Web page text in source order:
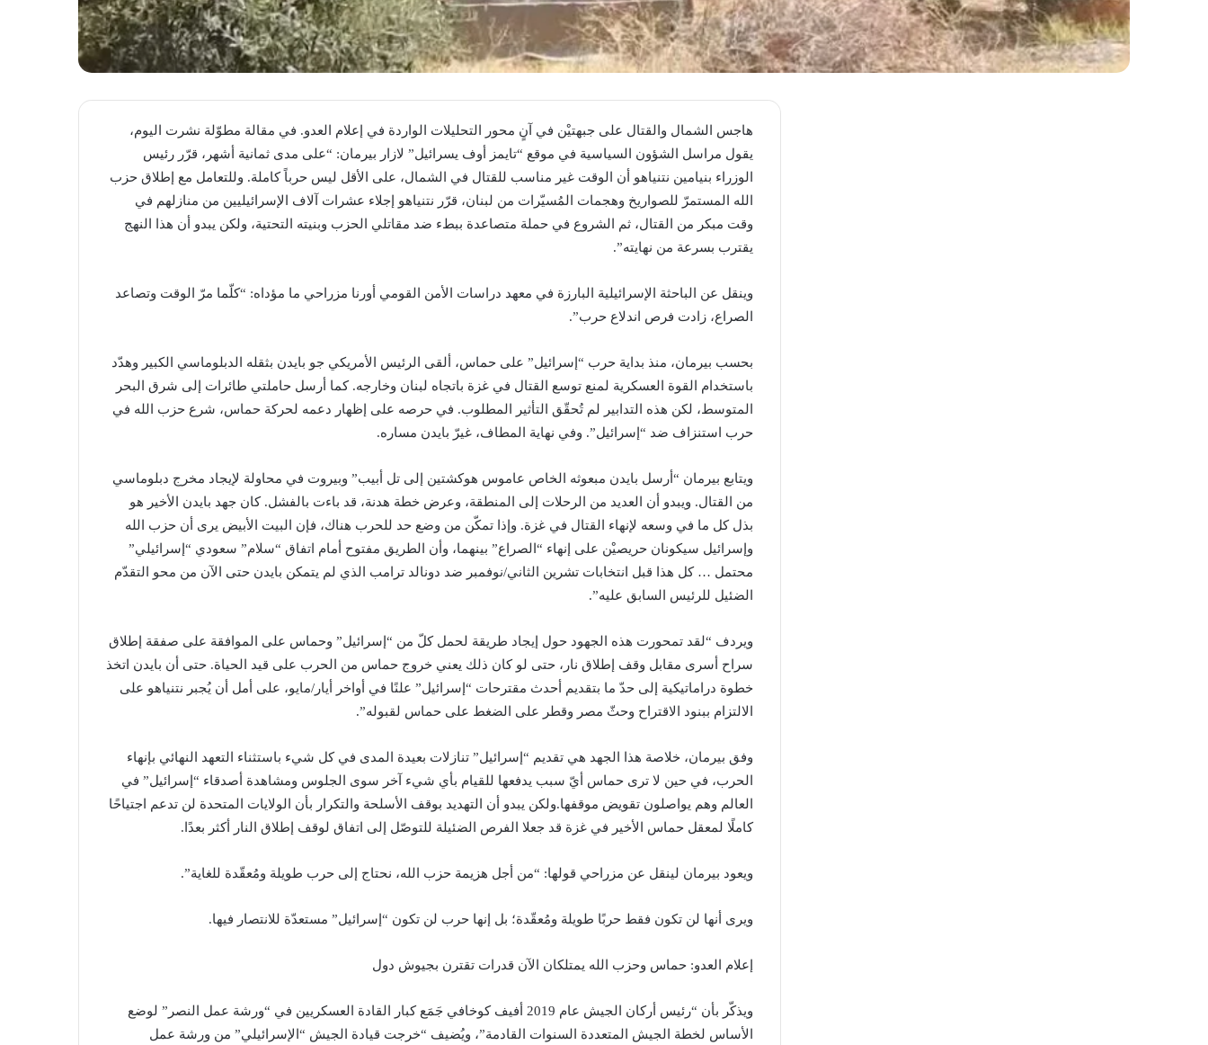
هاجس الشمال والقتال على جبهتيْن في آنٍ محور التحليلات الواردة في إعلام العدو. في مقالة مطوّلة نشرت اليوم،
يقول مراسل الشؤون السياسية في موقع “تايمز أوف يسرائيل” لازار بيرمان: “على مدى ثمانية أشهر، قرّر رئيس
الوزراء بنيامين نتنياهو أن الوقت غير مناسب للقتال في الشمال، على الأقل ليس حرباً كاملة. وللتعامل مع إطلاق حزب
الله المستمرّ للصواريخ وهجمات المُسيّرات من لبنان، قرّر نتنياهو إجلاء عشرات آلاف الإسرائيليين من منازلهم في
وقت مبكر من القتال، ثم الشروع في حملة متصاعدة ببطء ضد مقاتلي الحزب وبنيته التحتية، ولكن يبدو أن هذا النهج
يقترب بسرعة من نهايته”.
وينقل عن الباحثة الإسرائيلية البارزة في معهد دراسات الأمن القومي أورنا مزراحي ما مؤداه: “كلّما مرّ الوقت وتصاعد
الصراع، زادت فرص اندلاع حرب”.
بحسب بيرمان، منذ بداية حرب “إسرائيل” على حماس، ألقى الرئيس الأمريكي جو بايدن بثقله الدبلوماسي الكبير وهدّد
باستخدام القوة العسكرية لمنع توسع القتال في غزة باتجاه لبنان وخارجه. كما أرسل حاملتي طائرات إلى شرق البحر
المتوسط، لكن هذه التدابير لم تُحقّق التأثير المطلوب. في حرصه على إظهار دعمه لحركة حماس، شرع حزب الله في
حرب استنزاف ضد “إسرائيل”. وفي نهاية المطاف، غيرّ بايدن مساره.
ويتابع بيرمان “أرسل بايدن مبعوثه الخاص عاموس هوكشتين إلى تل أبيب” وبيروت في محاولة لإيجاد مخرج دبلوماسي
من القتال. ويبدو أن العديد من الرحلات إلى المنطقة، وعرض خطة هدنة، قد باءت بالفشل. كان جهد بايدن الأخير هو
بذل كل ما في وسعه لإنهاء القتال في غزة. وإذا تمكّن من وضع حد للحرب هناك، فإن البيت الأبيض يرى أن حزب الله
وإسرائيل سيكونان حريصيْن على إنهاء “الصراع” بينهما، وأن الطريق مفتوح أمام اتفاق “سلام” سعودي “إسرائيلي”
محتمل … كل هذا قبل انتخابات تشرين الثاني/نوفمبر ضد دونالد ترامب الذي لم يتمكن بايدن حتى الآن من محو التقدّم
الضئيل للرئيس السابق عليه”.
ويردف “لقد تمحورت هذه الجهود حول إيجاد طريقة لحمل كلّ من “إسرائيل” وحماس على الموافقة على صفقة إطلاق
سراح أسرى مقابل وقف إطلاق نار، حتى لو كان ذلك يعني خروج حماس من الحرب على قيد الحياة. حتى أن بايدن اتخذ
خطوة دراماتيكية إلى حدّ ما بتقديم أحدث مقترحات “إسرائيل” علنًا في أواخر أيار/مايو، على أمل أن يُجبر نتنياهو على
الالتزام ببنود الاقتراح وحثّ مصر وقطر على الضغط على حماس لقبوله”.
وفق بيرمان، خلاصة هذا الجهد هي تقديم “إسرائيل” تنازلات بعيدة المدى في كل شيء باستثناء التعهد النهائي بإنهاء
الحرب، في حين لا ترى حماس أيّ سبب يدفعها للقيام بأي شيء آخر سوى الجلوس ومشاهدة أصدقاء “إسرائيل” في
العالم وهم يواصلون تقويض موقفها.ولكن يبدو أن التهديد بوقف الأسلحة والتكرار بأن الولايات المتحدة لن تدعم اجتياحًا
كاملًا لمعقل حماس الأخير في غزة قد جعلا الفرص الضئيلة للتوصّل إلى اتفاق لوقف إطلاق النار أكثر بعدًا.
ويعود بيرمان لينقل عن مزراحي قولها: “من أجل هزيمة حزب الله، نحتاج إلى حرب طويلة ومُعقّدة للغاية”.
ويرى أنها لن تكون فقط حربًا طويلة ومُعقّدة؛ بل إنها حرب لن تكون “إسرائيل” مستعدّة للانتصار فيها.
إعلام العدو: حماس وحزب الله يمتلكان الآن قدرات تقترن بجيوش دول
ويذكّر بأن “رئيس أركان الجيش عام 2019 أفيف كوخافي جَمَع كبار القادة العسكريين في “ورشة عمل النصر” لوضع
الأساس لخطة الجيش المتعددة السنوات القادمة”، ويُضيف “خرجت قيادة الجيش “الإسرائيلي” من ورشة عمل